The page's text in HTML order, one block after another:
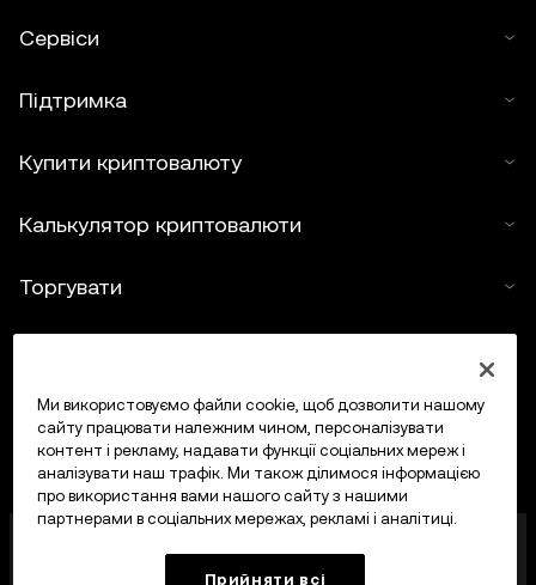
Сервіси
Підтримка
Купити криптовалюту
Калькулятор криптовалюти
Торгувати
назвою OKX, тепер є криптоактивною торгівельною
Ми використовуємо файли cookie, щоб дозволити нашому
сайту працювати належним чином, персоналізувати
контент і рекламу, надавати функції соціальних мереж і
аналізувати наш трафік. Ми також ділимося інформацією
про використання вами нашого сайту з нашими
партнерами в соціальних мережах, рекламі і аналітиці.
Прийняти всі